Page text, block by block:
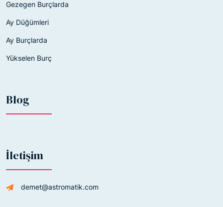
Gezegen Burçlarda
Ay Düğümleri
Ay Burçlarda
Yükselen Burç
Blog
İletişim
demet@astromatik.com